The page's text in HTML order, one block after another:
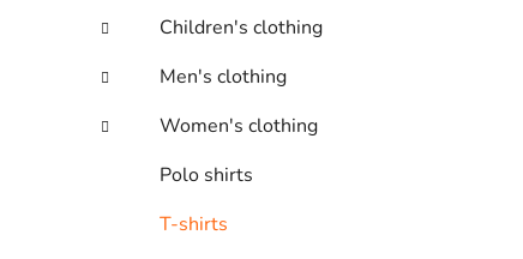
Children's clothing
Men's clothing
Women's clothing
Polo shirts
T-shirts